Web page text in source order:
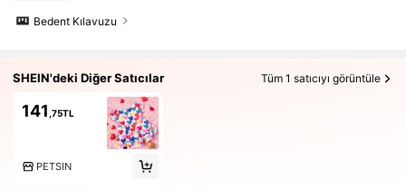
Bedent Kılavuzu
SHEIN'deki Diğer Satıcılar Tüm 1 satıcıyı görüntüle
141 ,75TL
PETSIN